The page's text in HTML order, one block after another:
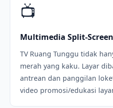
📺
Multimedia Split-Screen
TV Ruang Tunggu tidak
merah yang kaku. Layar
antrean dan panggilan
video promosi/edukasi